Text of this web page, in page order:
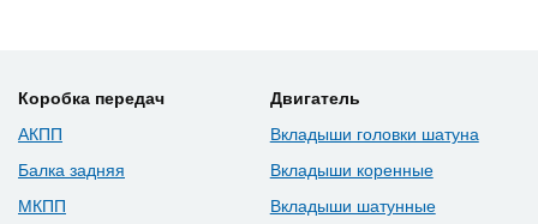
Коробка передач
АКПП
Балка задняя
МКПП
Двигатель
Вкладыши головки шатуна
Вкладыши коренные
Вкладыши шатунные